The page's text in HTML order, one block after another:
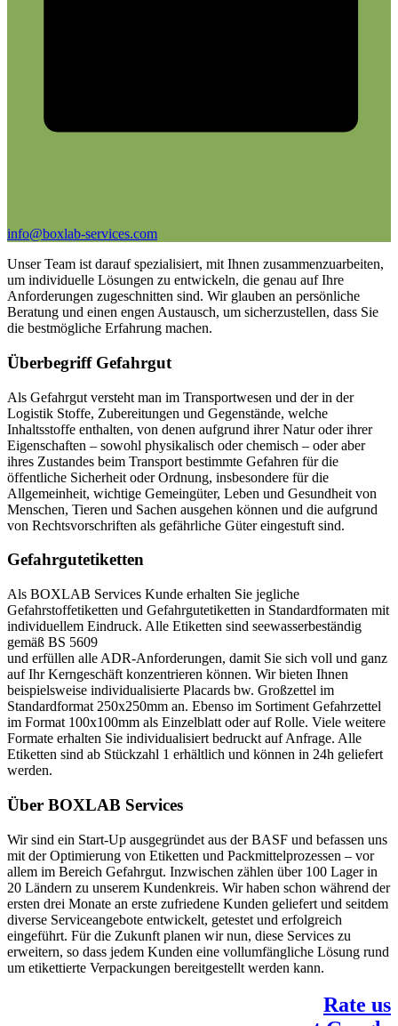
info@boxlab-services.com
Unser Team ist darauf spezialisiert, mit Ihnen zusammenzuarbeiten,
um individuelle Lösungen zu entwickeln, die genau auf Ihre
Anforderungen zugeschnitten sind. Wir glauben an persönliche
Beratung und einen engen Austausch, um sicherzustellen, dass Sie
die bestmögliche Erfahrung machen.
Überbegriff Gefahrgut
Als Gefahrgut versteht man im Transportwesen und der in der
Logistik Stoffe, Zubereitungen und Gegenstände, welche
Inhaltsstoffe enthalten, von denen aufgrund ihrer Natur oder ihrer
Eigenschaften – sowohl physikalisch oder chemisch – oder aber
ihres Zustandes beim Transport bestimmte Gefahren für die
öffentliche Sicherheit oder Ordnung, insbesondere für die
Allgemeinheit, wichtige Gemeingüter, Leben und Gesundheit von
Menschen, Tieren und Sachen ausgehen können und die aufgrund
von Rechtsvorschriften als gefährliche Güter eingestuft sind.
Gefahrgutetiketten
Als BOXLAB Services Kunde erhalten Sie jegliche
Gefahrstoffetiketten und Gefahrgutetiketten in Standardformaten mit
individuellem Eindruck. Alle Etiketten sind seewasserbeständig
gemäß BS 5609
und erfüllen alle ADR-Anforderungen, damit Sie sich voll und ganz
auf Ihr Kerngeschäft konzentrieren können. Wir bieten Ihnen
beispielsweise individualisierte Placards bw. Großzettel im
Standardformat 250x250mm an. Ebenso im Sortiment Gefahrzettel
im Format 100x100mm als Einzelblatt oder auf Rolle. Viele weitere
Formate erhalten Sie individualisiert bedruckt auf Anfrage. Alle
Etiketten sind ab Stückzahl 1 erhältlich und können in 24h geliefert
werden.
Über BOXLAB Services
Wir sind ein Start-Up ausgegründet aus der BASF und befassen uns
mit der Optimierung von Etiketten und Packmittelprozessen – vor
allem im Bereich Gefahrgut. Inzwischen zählen über 100 Lager in
20 Ländern zu unserem Kundenkreis. Wir haben schon während der
ersten drei Monate an erste zufriedene Kunden geliefert und seitdem
diverse Serviceangebote entwickelt, getestet und erfolgreich
eingeführt. Für die Zukunft planen wir nun, diese Services zu
erweitern, so dass jedem Kunden eine vollumfängliche Lösung rund
um etikettierte Verpackungen bereitgestellt werden kann.
Rate us